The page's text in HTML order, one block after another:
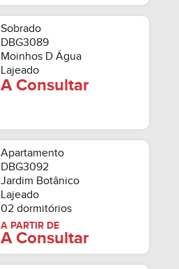
Sobrado
DBG3089
Moinhos D Água
Lajeado
A Consultar
Apartamento
DBG3092
Jardim Botânico
Lajeado
02 dormitórios
A PARTIR DE
A Consultar